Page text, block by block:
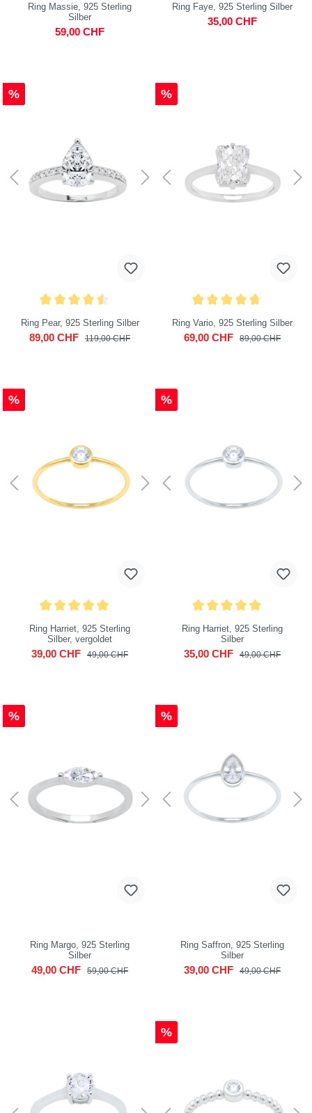
Ring Massie, 925 Sterling
Silber
59,00 CHF
Ring Faye, 925 Sterling Silber
35,00 CHF
%
Ring Pear, 925 Sterling Silber
89,00 CHF 119,00 CHF
%
Ring Vario, 925 Sterling Silber
69,00 CHF 89,00 CHF
%
Ring Harriet, 925 Sterling
Silber, vergoldet
39,00 CHF 49,00 CHF
%
Ring Harriet, 925 Sterling
Silber
35,00 CHF 49,00 CHF
%
Ring Margo, 925 Sterling
Silber
49,00 CHF 59,00 CHF
%
Ring Saffron, 925 Sterling
Silber
39,00 CHF 49,00 CHF
%